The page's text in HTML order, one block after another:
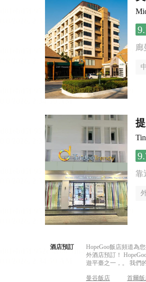
廊
靠
酒店預訂
HopeGoo飯店頻道為
外酒店預訂！
遊平臺之一，。 我們
曼谷飯店 首爾